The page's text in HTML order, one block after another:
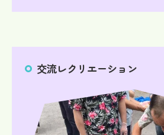
交流レクリエーション